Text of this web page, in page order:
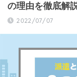
の理由を徹底解
2022/07/07